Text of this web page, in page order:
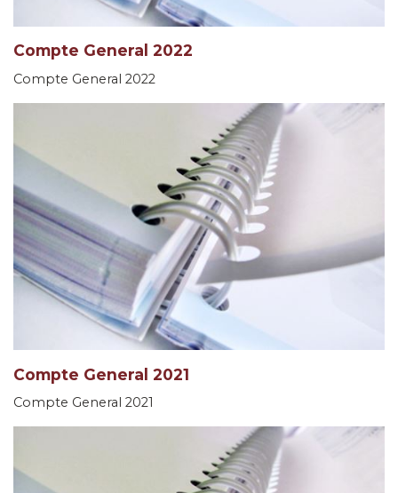
Compte General 2022
Compte General 2022
Compte General 2021
Compte General 2021